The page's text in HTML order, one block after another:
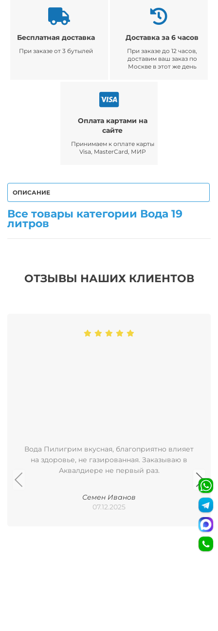
Бесплатная доставка
При заказе от 3 бутылей
Доставка за 6 часов
При заказе до 12 часов,
доставим ваш заказ по
Москве в этот же день
Оплата картами на
сайте
Принимаем к оплате карты
Visa, MasterCard, МИР
ОПИСАНИЕ
Все товары категории Вода 19
литров
ОТЗЫВЫ НАШИХ КЛИЕНТОВ
Вода Пилигрим вкусная, благоприятно влияет
на здоровье, не газированная. Заказываю в
Аквалдиере не первый раз.
Семен Иванов
07.12.2025